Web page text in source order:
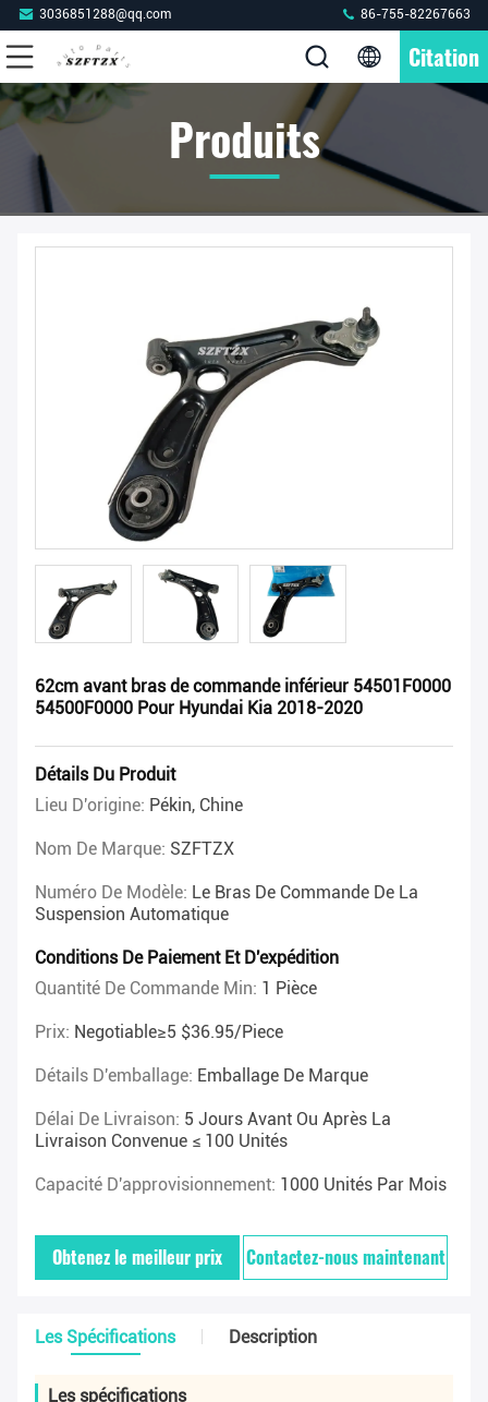
3036851288@qq.com 86-755-82267663
Citation
Produits
62cm avant bras de commande inférieur 54501F0000
54500F0000 Pour Hyundai Kia 2018-2020
Détails Du Produit
Lieu D'origine: Pékin, Chine
Nom De Marque: SZFTZX
Numéro De Modèle: Le Bras De Commande De La
Suspension Automatique
Conditions De Paiement Et D'expédition
Quantité De Commande Min: 1 Pièce
Prix: Negotiable≥5 $36.95/piece
Détails D'emballage: Emballage De Marque
Délai De Livraison: 5 Jours Avant Ou Après La
Livraison Convenue ≤ 100 Unités
Capacité D'approvisionnement: 1000 Unités Par Mois
Obtenez le meilleur prix Contactez-nous maintenant
Les Spécifications Description
Les spécifications